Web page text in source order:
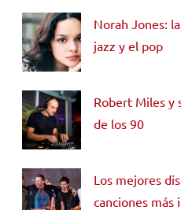
Norah Jones:
jazz y el pop
Robert Miles y
de los 90
Los mejores
canciones más